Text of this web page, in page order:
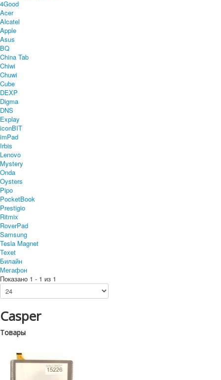
4Good
Acer
Alcatel
Apple
Asus
BQ
China Tab
Chiwi
Chuwi
Cube
DEXP
Digma
DNS
Explay
iconBIT
imPad
Irbis
Lenovo
Mystery
Onda
Oysters
Pipo
PocketBook
Prestigio
Ritmix
RoverPad
Samsung
Tesla Magnet
Texet
Билайн
Мегафон
Показано 1 - 1 из 1
Casper
Товары